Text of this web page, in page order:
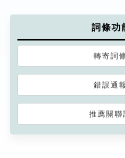
詞條功
轉寄詞
錯誤通
推薦關聯